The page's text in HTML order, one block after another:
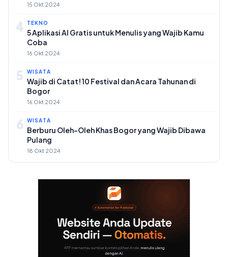
15 Okt 2024
4 TEKNO
5 Aplikasi AI Gratis untuk Menulis yang Wajib Kamu
Coba
16 Okt 2024
5 WISATA
Wajib di Catat! 10 Festival dan Acara Tahunan di
Bogor
16 Okt 2024
6 WISATA
Berburu Oleh-Oleh Khas Bogor yang Wajib Dibawa
Pulang
18 Okt 2024